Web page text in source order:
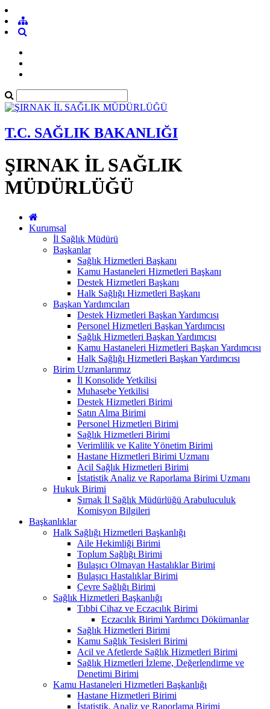
T.C. SAĞLIK BAKANLIĞI
ŞIRNAK İL SAĞLIK
MÜDÜRLÜĞÜ
Kurumsal
İl Sağlık Müdürü
Başkanlar
Sağlık Hizmetleri Başkanı
Kamu Hastaneleri Hizmetleri Başkanı
Destek Hizmetleri Başkanı
Halk Sağlığı Hizmetleri Başkanı
Başkan Yardımcıları
Destek Hizmetleri Başkan Yardımcısı
Personel Hizmetleri Başkan Yardımcısı
Sağlık Hizmetleri Başkan Yardımcısı
Kamu Hastaneleri Hizmetleri Başkan Yardımcısı
Halk Sağlığı Hizmetleri Başkan Yardımcısı
Birim Uzmanlarımız
İl Konsolide Yetkilisi
Muhasebe Yetkilisi
Destek Hizmetleri Birimi
Satın Alma Birimi
Personel Hizmetleri Birimi
Sağlık Hizmetleri Birimi
Verimlilik ve Kalite Yönetim Birimi
Hastane Hizmetleri Birimi Uzmanı
Acil Sağlık Hizmetleri Birimi
İstatistik Analiz ve Raporlama Birimi Uzmanı
Hukuk Birimi
Şırnak İl Sağlık Müdürlüğü Arabuluculuk
Komisyon Bilgileri
Başkanlıklar
Halk Sağlığı Hizmetleri Başkanlığı
Aile Hekimliği Birimi
Toplum Sağlığı Birimi
Bulaşıcı Olmayan Hastalıklar Birimi
Bulaşıcı Hastalıklar Birimi
Çevre Sağlığı Birimi
Sağlık Hizmetleri Başkanlığı
Tıbbi Cihaz ve Eczacılık Birimi
Eczacılık Birimi Yardımcı Dökümanlar
Sağlık Hizmetleri Birimi
Kamu Sağlık Tesisleri Birimi
Acil ve Afetlerde Sağlık Hizmetleri Birimi
Sağlık Hizmetleri İzleme, Değerlendirme ve
Denetimi Birimi
Kamu Hastaneleri Hizmetleri Başkanlığı
Hastane Hizmetleri Birimi
İstatistik, Analiz ve Raporlama Birimi